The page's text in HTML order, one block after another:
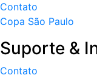
Contato
Copa São Paulo
Suporte &
Contato